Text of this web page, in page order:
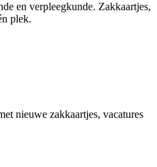
en verpleegkunde. Zakkaartjes,
plek.
nieuwe zakkaartjes, vacatures